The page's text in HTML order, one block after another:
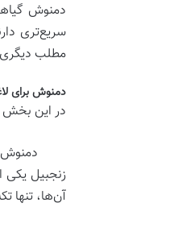
دمنوش
سریع‌تری
مطلب
دمنوش برای
در این بخش
دمنوش
زنجبیل
آن‌ها، تنها